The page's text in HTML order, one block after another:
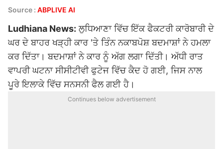
Source : ABPLIVE AI
Ludhiana News: ਲੁਧਿਆਣਾ ਵਿੱਚ ਇੱਕ ਫੈਕਟਰੀ ਕਾਰੋਬਾਰੀ ਦੇ
ਘਰ ਦੇ ਬਾਹਰ ਖੜ੍ਹੀ ਕਾਰ 'ਤੇ ਤਿੰਨ ਨਕਾਬਪੋਸ਼ ਬਦਮਾਸ਼ਾਂ ਨੇ ਹਮਲਾ
ਕਰ ਦਿੱਤਾ। ਬਦਮਾਸ਼ਾਂ ਨੇ ਕਾਰ ਨੂੰ ਅੱਗ ਲਗਾ ਦਿੱਤੀ। ਅੱਧੀ ਰਾਤ
ਵਾਪਰੀ ਘਟਨਾ ਸੀਸੀਟੀਵੀ ਫੁਟੇਜ ਵਿੱਚ ਕੈਦ ਹੋ ਗਈ, ਜਿਸ ਨਾਲ
ਪੂਰੇ ਇਲਾਕੇ ਵਿੱਚ ਸਨਸਨੀ ਫੈਲ ਗਈ ਹੈ।
Continues below advertisement